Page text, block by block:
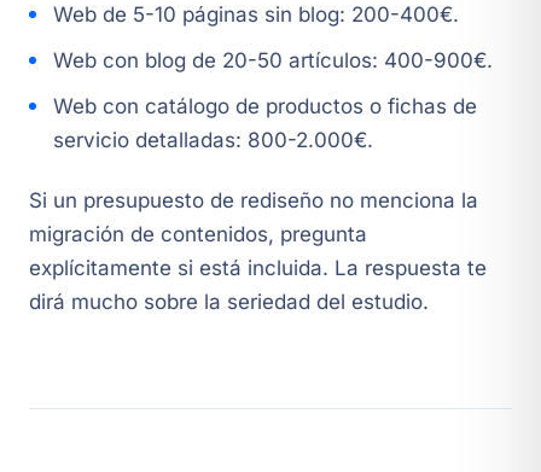
Web de 5-10 páginas sin blog: 200-400€.
Web con blog de 20-50 artículos: 400-900€.
Web con catálogo de productos o fichas de
servicio detalladas: 800-2.000€.
Si un presupuesto de rediseño no menciona la
migración de contenidos, pregunta
explícitamente si está incluida. La respuesta te
dirá mucho sobre la seriedad del estudio.